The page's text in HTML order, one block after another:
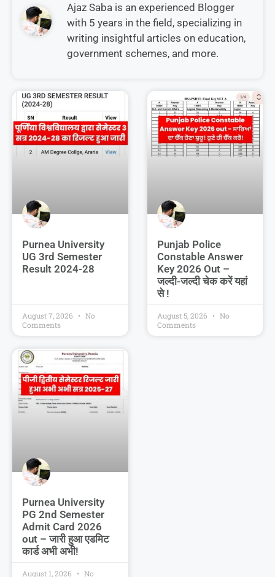
Ajaz Saba is an experienced Blogger
with 5 years in the field, specializing in
writing insightful articles on education,
government schemes, and more.
Purnea University
UG 3rd Semester
Result 2024-28
August 7, 2026
No
Comments
Punjab Police
Constable Answer
Key 2026 Out –
जल्दी-जल्दी चेक करें यहां
से !
August 5, 2026
No
Comments
Purnea University
PG 2nd Semester
Admit Card 2026
out – जारी हुआ एडमिट
कार्ड अभी अभी!
August 1, 2026 No